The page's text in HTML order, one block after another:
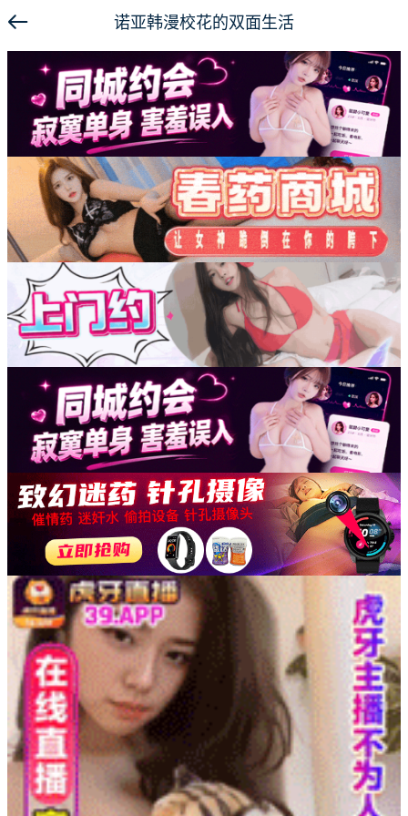
诺亚韩漫校花的双面生活